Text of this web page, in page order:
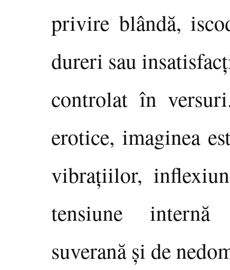
privire blândă,
dureri sau
controlat în
erotice, imaginea
vibraţiilor,
tensiune internă
suverană şi de